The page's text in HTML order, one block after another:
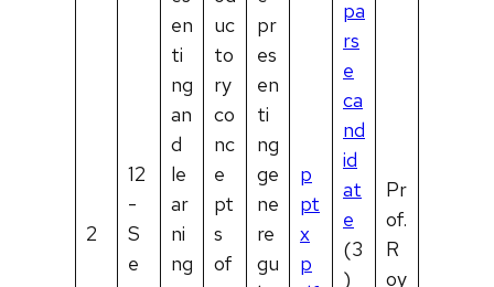
2
12
-
S
e
en
ti
ng
an
d
le
ar
ni
ng
uc
to
ry
co
nc
e
pt
s
of
pr
es
en
ti
ng
ge
ne
re
gu
p
pt
x
p
pa
rs
e
ca
nd
id
at
e
(3
)
Pr
of.
R
oy